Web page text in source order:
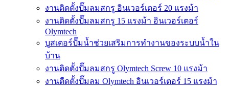
งานติดตั้งปั๊มลมสกรู อินเวอร์เตอร์ 20 แรงม้า
งานติดตั้งปั๊มลมสกรู 15 แรงม้า อินเวอร์เตอร์
Olymtech
บูสเตอร์ปั๊มน้ำช่วยเสริมการทำงานของระบบน้ำใน
บ้าน
งานติดตั้งปั๊มลมสกรู Olymtech Screw 10 แรงม้า
งานตืดตั้งปั๊มลม Olymtech อินเวอร์เตอร์ 15 แรงม้า